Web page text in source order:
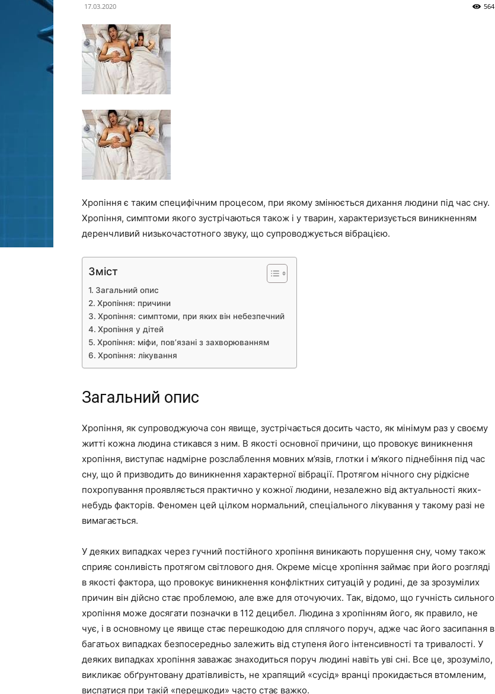
17.03.2020 564
Хропіння є таким специфічним процесом, при якому змінюється дихання людини під час сну.
Хропіння, симптоми якого зустрічаються також і у тварин, характеризується виникненням
деренчливий низькочастотного звуку, що супроводжується вібрацією.
Зміст
Загальний опис
Хропіння: причини
Хропіння: симптоми, при яких він небезпечний
Хропіння у дітей
Хропіння: міфи, пов’язані з захворюванням
Хропіння: лікування
Загальний опис
Хропіння, як супроводжуюча сон явище, зустрічається досить часто, як мінімум раз у своєму
житті кожна людина стикався з ним. В якості основної причини, що провокує виникнення
хропіння, виступає надмірне розслаблення мовних м’язів, глотки і м’якого піднебіння під час
сну, що й призводить до виникнення характерної вібрації. Протягом нічного сну рідкісне
похропування проявляється практично у кожної людини, незалежно від актуальності яких-
небудь факторів. Феномен цей цілком нормальний, спеціального лікування у такому разі не
вимагається.
У деяких випадках через гучний постійного хропіння виникають порушення сну, чому також
сприяє сонливість протягом світлового дня. Окреме місце хропіння займає при його розгляді
в якості фактора, що провокує виникнення конфліктних ситуацій у родині, де за зрозумілих
причин він дійсно стає проблемою, але вже для оточуючих. Так, відомо, що гучність сильного
хропіння може досягати позначки в 112 децибел. Людина з хропінням його, як правило, не
чує, і в основному це явище стає перешкодою для сплячого поруч, адже час його засипання в
багатьох випадках безпосередньо залежить від ступеня його інтенсивності та тривалості. У
деяких випадках хропіння заважає знаходиться поруч людині навіть уві сні. Все це, зрозуміло,
викликає обґрунтовану дратівливість, не храпящий «сусід» вранці прокидається втомленим,
виспатися при такій «перешкоди» часто стає важко.